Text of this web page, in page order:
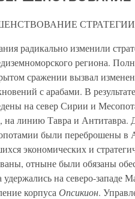
СТРАТЕГИИ
радикально изменили
региона.
сражении вызвал
с арабами. В
на север Сирии и
на линию Тавра и Антитавра.
были переброшены в
экономических и
отныне были обязаны
на северо-западе
корпуса Опсикион.